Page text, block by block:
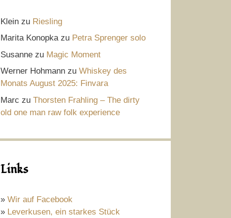
Klein zu Riesling
Marita Konopkazu Petra Sprenger solo
Susanne zu Magic Moment
Werner Hohmann zu Whiskey des
Monats August 2025: Finvara
Marc zu Thorsten Frahling – The dirty
old one man raw folk experience
Links
» Wir auf Facebook
» Leverkusen, ein starkes Stück